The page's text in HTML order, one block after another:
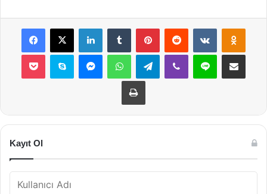
Facebook
X LinkedInTumblr PinterestReddit VKontakte
Pocket Skype MessengerWhatsAppTelegramViber Line E-Posta ile
Yazdır
Kayıt Ol